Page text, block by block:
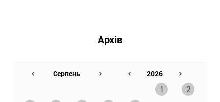
Архів
1
2